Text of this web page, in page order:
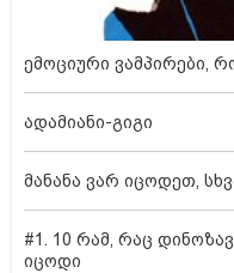
ემოციური ვამპირები,
ადამიანი-გიგი
მანანა ვარ იცოდეთ,
#1. 10 რამ, რაც
იცოდი